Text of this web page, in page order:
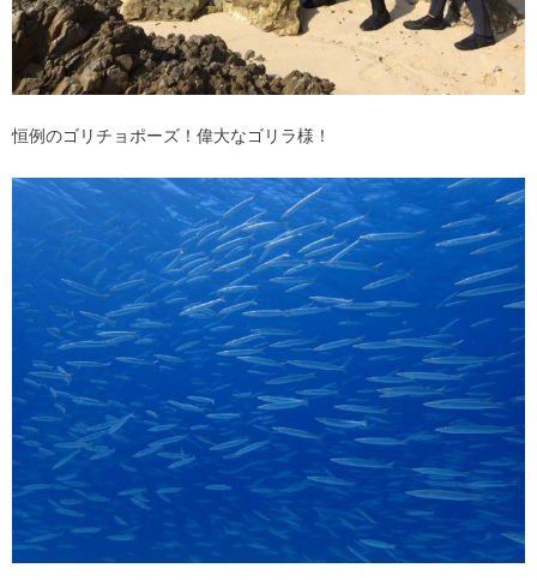
恒例のゴリチョポーズ！偉大なゴリラ様！